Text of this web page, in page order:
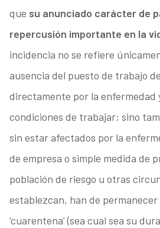
que su anunciado carácter de
repercusión importante en la
incidencia no se refiere
ausencia del puesto de trabajo
directamente por la enfermedad
condiciones de trabajar; sino
sin estar afectados por la
de empresa o simple medida de
población de riesgo u otras
establezcan, han de
‘cuarentena’ (sea cual sea su